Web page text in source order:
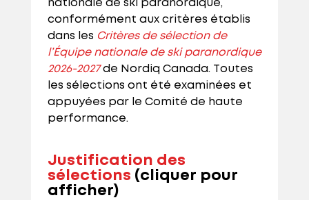
nationale de ski paranordique,
conformément aux critères établis
dans les Critères de sélection de
l’Équipe nationale de ski paranordique
2026-2027de Nordiq Canada. Toutes
les sélections ont été examinées et
appuyées par le Comité de haute
performance.
Justification des
sélections (cliquer pour
afficher)